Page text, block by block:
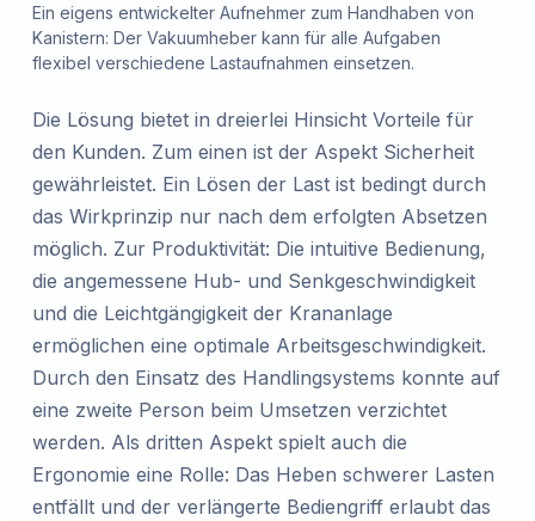
Ein eigens entwickelter Aufnehmer zum Handhaben von
Kanistern: Der Vakuumheber kann für alle Aufgaben
flexibel verschiedene Lastaufnahmen einsetzen.
Die Lösung bietet in dreierlei Hinsicht Vorteile für
den Kunden. Zum einen ist der Aspekt Sicherheit
gewährleistet. Ein Lösen der Last ist bedingt durch
das Wirkprinzip nur nach dem erfolgten Absetzen
möglich. Zur Produktivität: Die intuitive Bedienung,
die angemessene Hub- und Senkgeschwindigkeit
und die Leichtgängigkeit der Krananlage
ermöglichen eine optimale Arbeitsgeschwindigkeit.
Durch den Einsatz des Handlingsystems konnte auf
eine zweite Person beim Umsetzen verzichtet
werden. Als dritten Aspekt spielt auch die
Ergonomie eine Rolle: Das Heben schwerer Lasten
entfällt und der verlängerte Bediengriff erlaubt das